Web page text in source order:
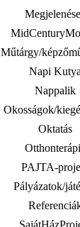
Műtárgy/
Napi Kutya
Nappalik
Okosságok/
Oktatás
PAJTA-
Pályázatok/